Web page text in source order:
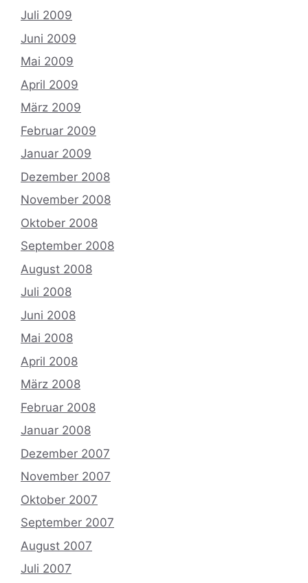
Juli 2009
Juni 2009
Mai 2009
April 2009
März 2009
Februar 2009
Januar 2009
Dezember 2008
November 2008
Oktober 2008
September 2008
August 2008
Juli 2008
Juni 2008
Mai 2008
April 2008
März 2008
Februar 2008
Januar 2008
Dezember 2007
November 2007
Oktober 2007
September 2007
August 2007
Juli 2007